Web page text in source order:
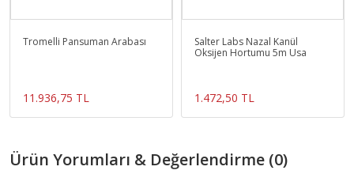
Tromelli Pansuman Arabası
11.936,75 TL
Salter Labs Nazal Kanül
Oksijen Hortumu 5m Usa
1.472,50 TL
Ürün Yorumları & Değerlendirme (0)